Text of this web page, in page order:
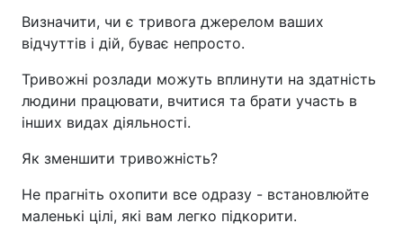
Визначити, чи є тривога джерелом ваших
відчуттів і дій, буває непросто.
Тривожні розлади можуть вплинути на здатність
людини працювати, вчитися та брати участь в
інших видах діяльності.
Як зменшити тривожність?
Не прагніть охопити все одразу - встановлюйте
маленькі цілі, які вам легко підкорити.